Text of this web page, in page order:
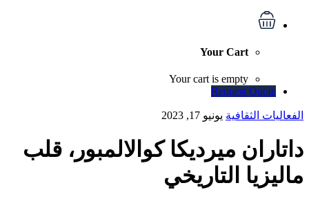
Your Cart
Your cart is empty
Request Quote
الفعاليات الثقافية يونيو 17, 2023
داتاران ميرديكا كوالالمبور، قلب
ماليزيا التاريخي